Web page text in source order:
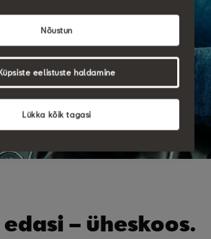
– üheskoos.
Lükka kõik tagasi
Nõustun
eelistuste haldamine